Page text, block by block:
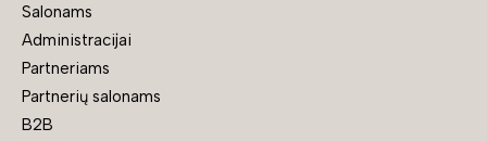
Salonams
Administracijai
Partneriams
Partnerių salonams
B2B